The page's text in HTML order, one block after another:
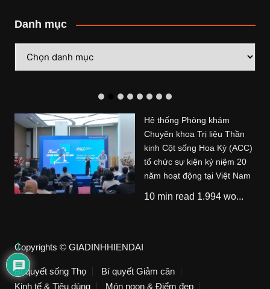
Danh mục
mục
Hệ thống Phòng khám
Chuyên khoa Trị liệu Thần
kinh Cột sống Hoa Kỳ (ACC)
tổ chức sự kiện kỷ niệm 20
năm hoạt động tại Việt Nam
10 min read 1.994 wo...
Copyrights © GIADINHHIENDAI
Bí quyết sống Thọ
Bí quyết Giảm cân
Kinh tế & Tiêu dùng
Món ngon & Điểm đẹp
1